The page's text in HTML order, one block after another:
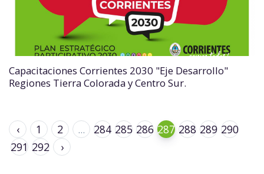
Capacitaciones Corrientes 2030 "Eje Desarrollo"
Regiones Tierra Colorada y Centro Sur.
‹ 1 2 ... 284 285 286 287 288 289 290
291 292 ›